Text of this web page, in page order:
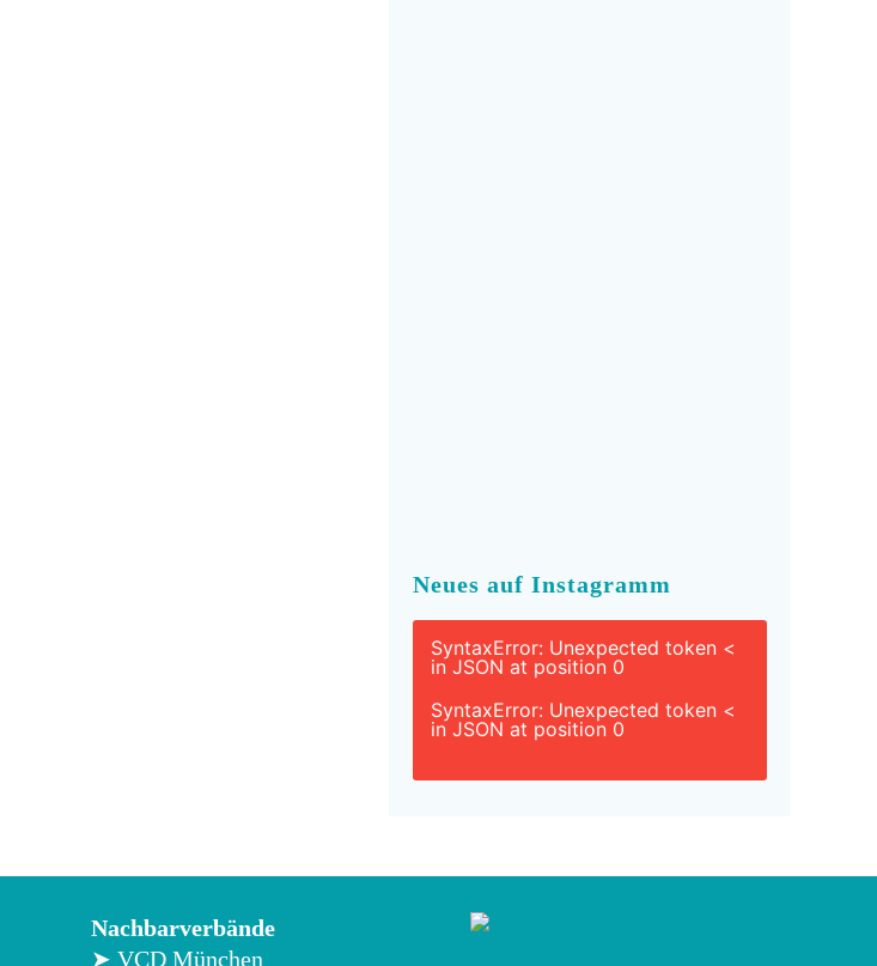
Neues auf Instagramm
SyntaxError: Unexpected token <
in JSON at position 0
SyntaxError: Unexpected token <
in JSON at position 0
Nachbarverbände
➤ VCD München